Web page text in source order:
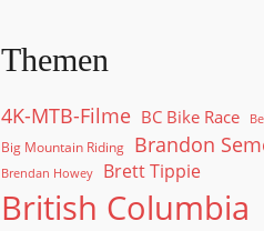
Themen
4K-MTB-Filme BC Bike Race
Big Mountain Riding Brandon
Brendan Howey Brett Tippie
British Columbia